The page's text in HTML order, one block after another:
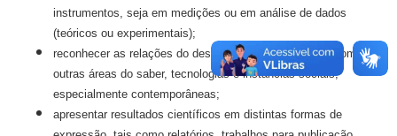
instrumentos, seja em medições ou em análise de dados
(teóricos ou experimentais);
reconhecer as relações do desenvolvimento da Física com
outras áreas do saber, tecnologias e instâncias sociais,
especialmente contemporâneas;
apresentar resultados científicos em distintas formas de